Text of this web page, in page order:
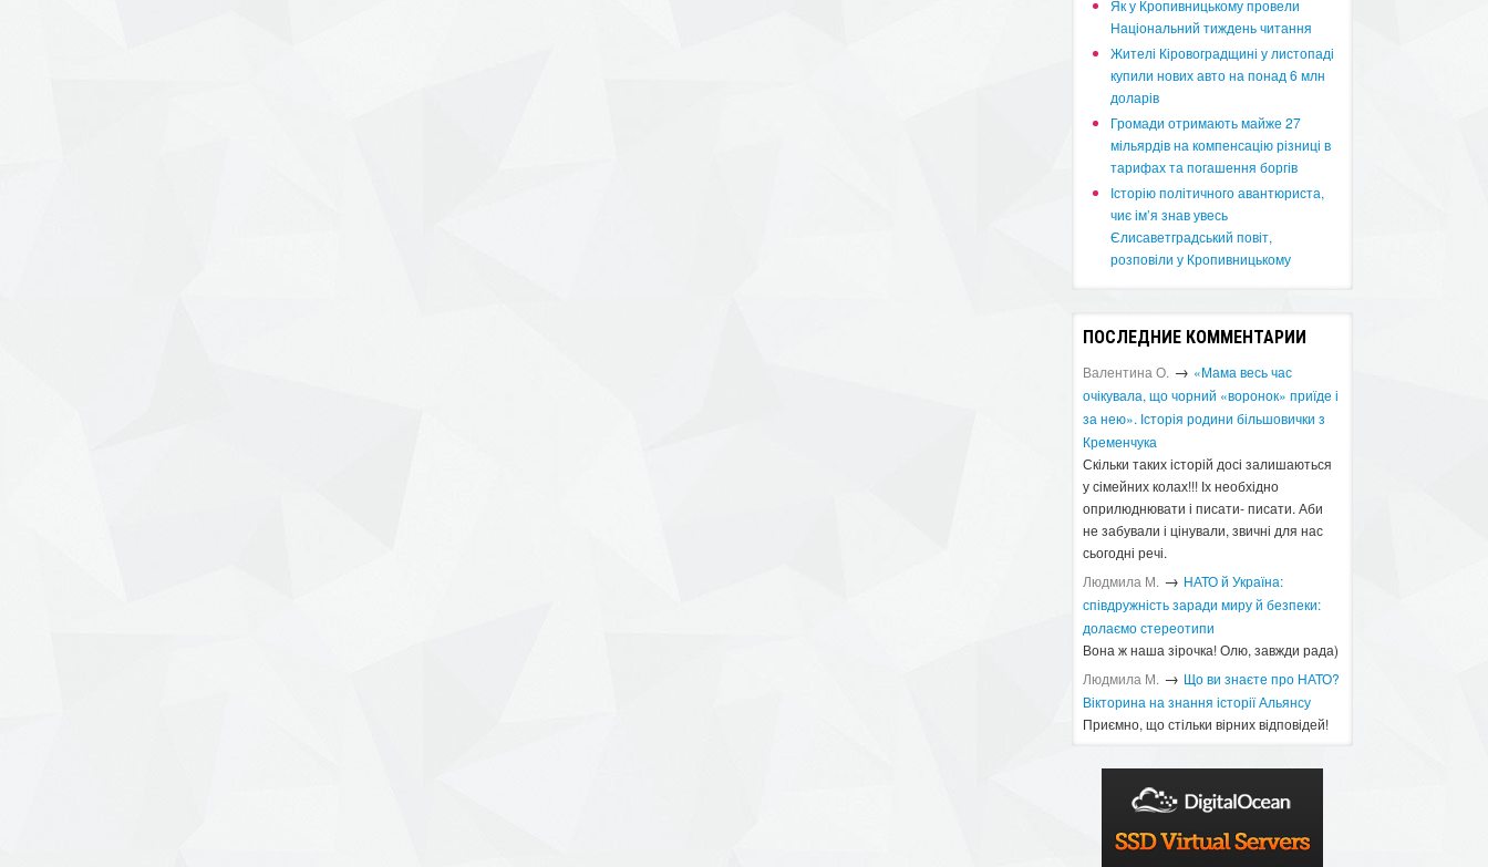
​Як у Кропивницькому провели
Національний тиждень читання
​Жителі Кіровоградщині у листопаді
купили нових авто на понад 6 млн
доларів
​Громади отримають майже 27
мільярдів на компенсацію різниці в
тарифах та погашення боргів
Історію політичного авантюриста,
чиє ім’я знав увесь
Єлисаветградський повіт,
розповіли у Кропивницькому
ПОСЛЕДНИЕ КОММЕНТАРИИ
Валентина О. → «Мама весь час
очікувала, що чорний «воронок» приїде і
за нею». Історія родини більшовички з
Кременчука
Скільки таких історій досі залишаються
у сімейних колах!!! Іх необхідно
оприлюднювати і писати- писати. Аби
не забували і цінували, звичні для нас
сьогодні речі.
Людмила М. → ​НАТО й Україна:
співдружність заради миру й безпеки:
долаємо стереотипи
Вона ж наша зірочка! Олю, завжди рада)
Людмила М. → Що ви знаєте про НАТО?
Вікторина на знання історії Альянсу ​
Приємно, що стільки вірних відповідей!